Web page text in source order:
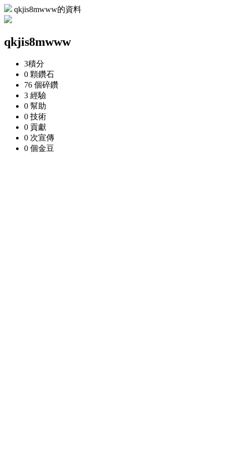
qkjis8mwww的資料
qkjis8mwww
3積分
0 顆鑽石
76 個碎鑽
3 經驗
0 幫助
0 技術
0 貢獻
0 次宣傳
0 個金豆